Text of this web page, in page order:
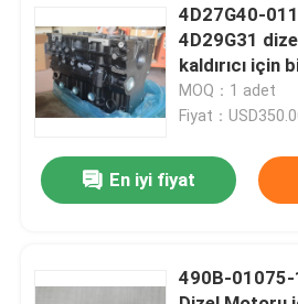
Bizimle İletişim
Bir teklif isteği
Motor Bloku Montajı ve
4D27G40-
4D29G31
kaldırıcı için
MOQ：1 adet
Fiyat：
En iyi fiyat
490B-01075-